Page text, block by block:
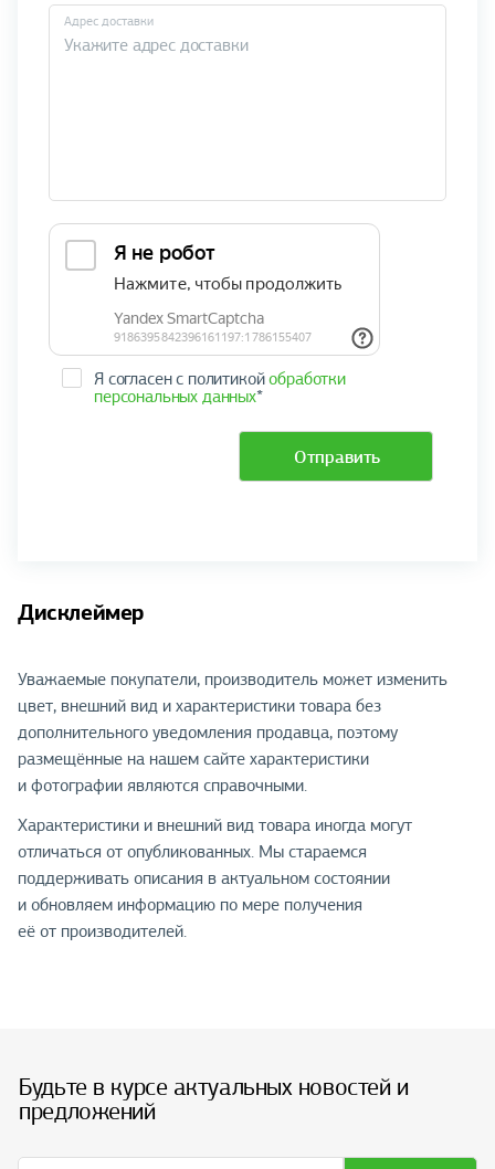
Адрес доставки
Я согласен с политикойобработки
персональных данных*
Отправить
Дисклеймер
Уважаемые покупатели, производитель может изменить
цвет, внешний вид и характеристики товара без
дополнительного уведомления продавца, поэтому
размещённые на нашем сайте характеристики
и фотографии являются справочными.
Характеристики и внешний вид товара иногда могут
отличаться от опубликованных. Мы стараемся
поддерживать описания в актуальном состоянии
и обновляем информацию по мере получения
её от производителей.
Будьте в курсе актуальных новостей и
предложений